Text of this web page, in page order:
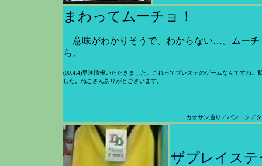
まわってムーチョ！
意味がわかりそうで、わからない…。ムー
ら。
(00.4.4)早速情報いただきました。これってプレステのゲームなんですね。
した。ねこさんありがとございます。
カオサン通り／バンコク／
ザプレイステ